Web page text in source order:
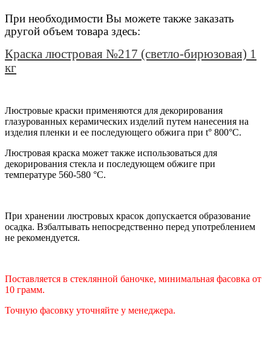
При необходимости Вы можете также заказать
другой объем товара здесь:
Краска люстровая №217 (светло-бирюзовая) 1
кг
Люстровые краски применяются для декорирования
глазурованных керамических изделий путем нанесения на
изделия пленки и ее последующего обжига при t° 800°C.
Люстровая краска может также использоваться для
декорирования стекла и последующем обжиге при
температуре 560-580 °C.
При хранении люстровых красок допускается образование
осадка. Взбалтывать непосредственно перед употреблением
не рекомендуется.
Поставляется в стеклянной баночке, минимальная фасовка от
10 грамм.
Точную фасовку уточняйте у менеджера.